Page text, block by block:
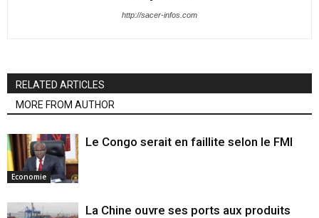
http://sacer-infos.com
RELATED ARTICLES
MORE FROM AUTHOR
Economie
Le Congo serait en faillite selon le FMI
La Chine ouvre ses ports aux produits